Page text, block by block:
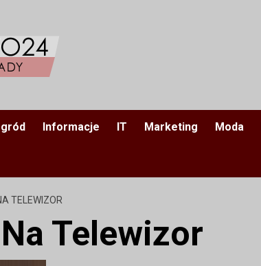
Informacje IT Marketing Moda
TELEWIZOR
Telewizor